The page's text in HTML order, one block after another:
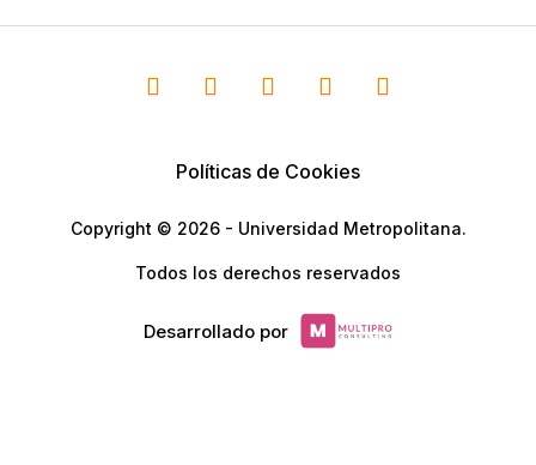
Políticas de Cookies
Copyright © 2026 - Universidad Metropolitana.
Todos los derechos reservados
Desarrollado por